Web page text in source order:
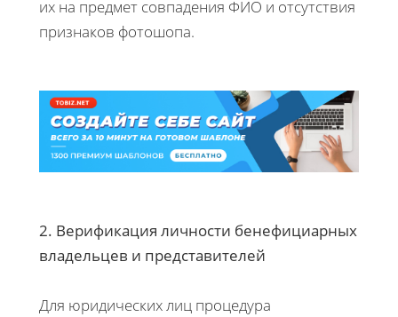
их на предмет совпадения ФИО и отсутствия
признаков фотошопа.
2. Верификация личности бенефициарных
владельцев и представителей
Для юридических лиц процедура